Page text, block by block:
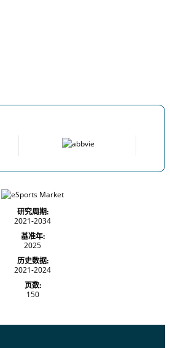
研究周期:
2021-2034
基准年:
2025
历史数据:
2021-2024
页数:
150